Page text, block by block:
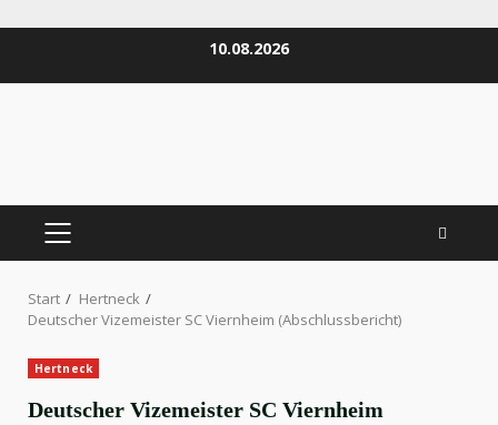
10.08.2026
PRIMÄRES
Start
Hertneck
Deutscher Vizemeister SC Viernheim (Abschlussbericht)
Hertneck
Deutscher Vizemeister SC Viernheim